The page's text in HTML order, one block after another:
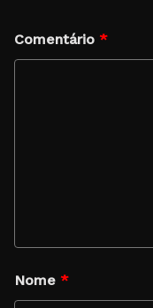
Comentário *
Nome *